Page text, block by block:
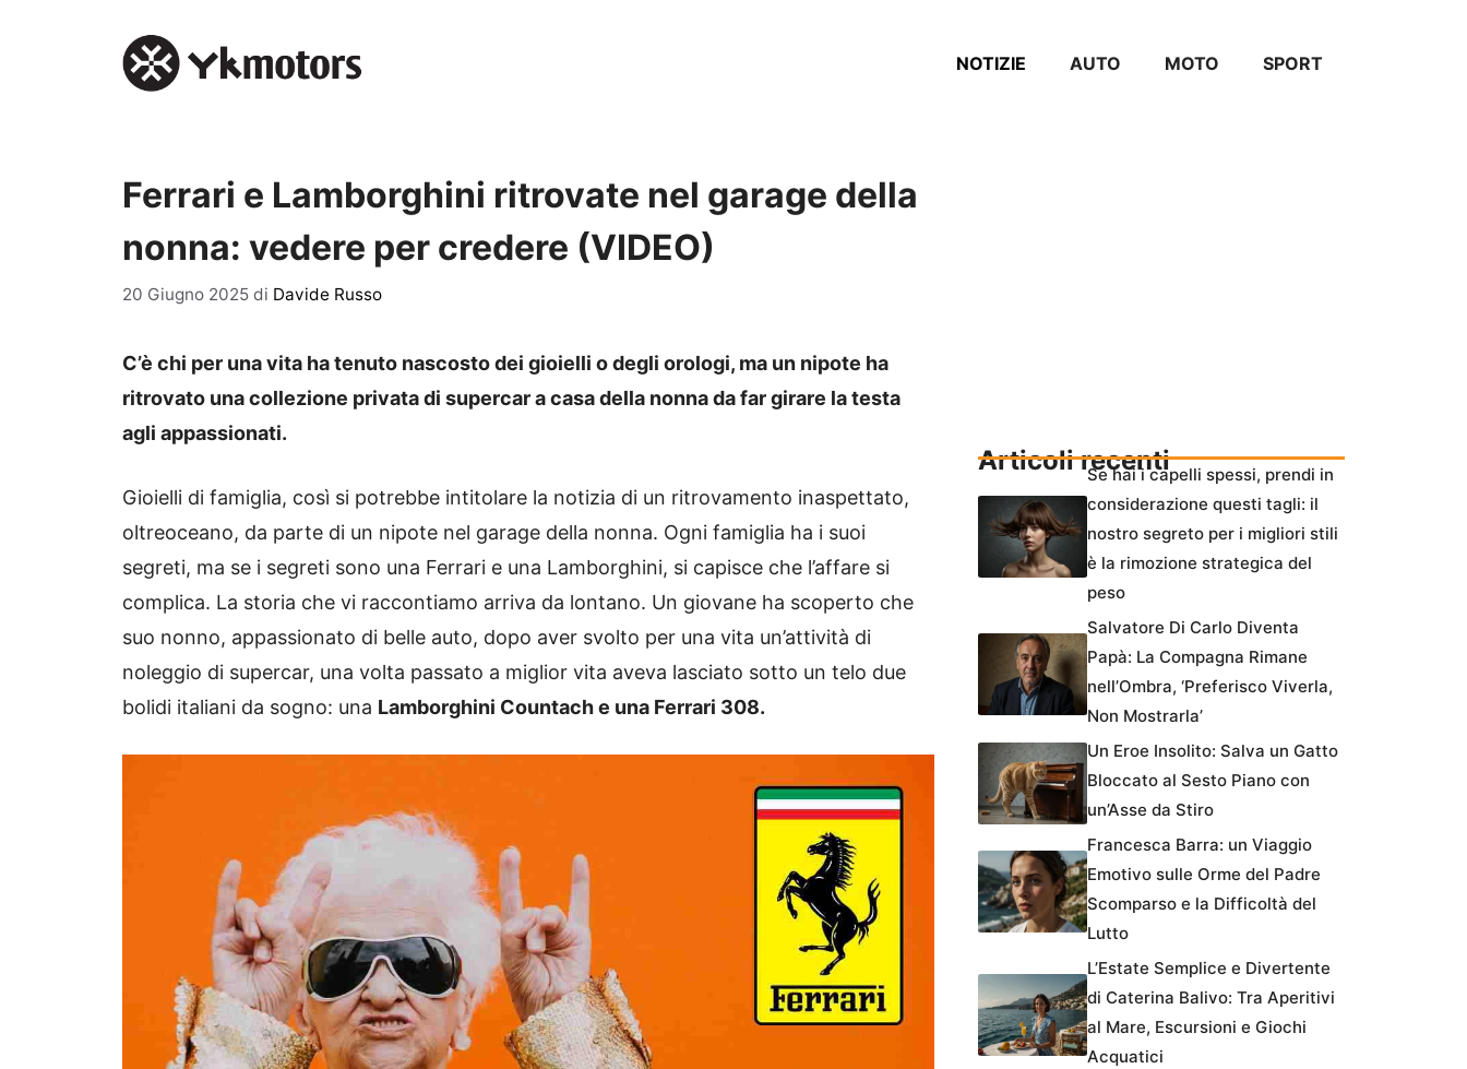
NOTIZIE AUTO MOTO SPORT
Ferrari e Lamborghini ritrovate nel garage della
nonna: vedere per credere (VIDEO)
20 Giugno 2025 di Davide Russo
C’è chi per una vita ha tenuto nascosto dei gioielli o degli orologi, ma un nipote ha
ritrovato una collezione privata di supercar a casa della nonna da far girare la testa
agli appassionati.
Gioielli di famiglia, così si potrebbe intitolare la notizia di un ritrovamento inaspettato,
oltreoceano, da parte di un nipote nel garage della nonna. Ogni famiglia ha i suoi
segreti, ma se i segreti sono una Ferrari e una Lamborghini, si capisce che l’affare si
complica. La storia che vi raccontiamo arriva da lontano. Un giovane ha scoperto che
suo nonno, appassionato di belle auto, dopo aver svolto per una vita un’attività di
noleggio di supercar, una volta passato a miglior vita aveva lasciato sotto un telo due
bolidi italiani da sogno: una Lamborghini Countach e una Ferrari 308.
Articoli recentiSe hai i capelli spessi, prendi in
considerazione questi tagli: il
nostro segreto per i migliori stili
è la rimozione strategica del
peso
Salvatore Di Carlo Diventa
Papà: La Compagna Rimane
nell’Ombra, ‘Preferisco Viverla,
Non Mostrarla’
Un Eroe Insolito: Salva un Gatto
Bloccato al Sesto Piano con
un’Asse da Stiro
Francesca Barra: un Viaggio
Emotivo sulle Orme del Padre
Scomparso e la Difficoltà del
Lutto
L’Estate Semplice e Divertente
di Caterina Balivo: Tra Aperitivi
al Mare, Escursioni e Giochi
Acquatici